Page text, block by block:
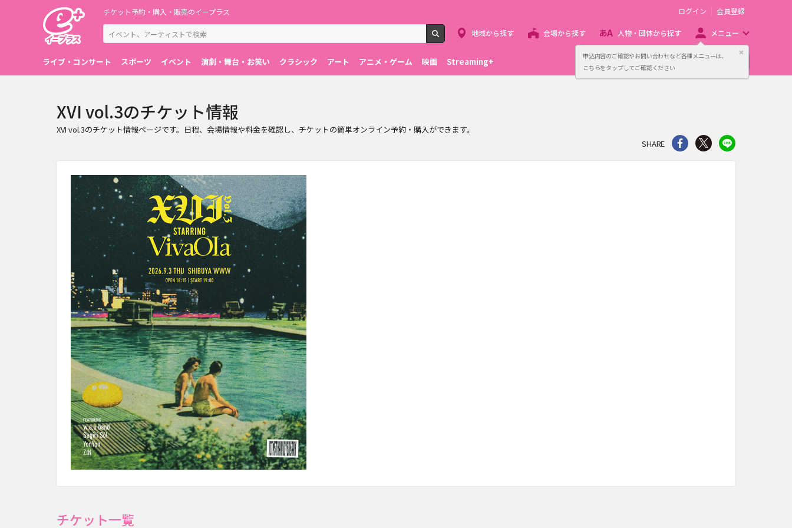
申込内容のご確認やお問い合わせなど各種メニューは、
こちらをタップしてご確認ください
閉じる
チケット予約・購入・販売のイープラス
検索
ログイン 会員登録
地域から探す 会場から探す 人物・団体から探す メニュー
ライブ・コンサート スポーツ イベント 演劇・舞台・お笑い クラシック アート アニメ・ゲーム 映画 Streaming+ 主催者向け販売サービス
XVI vol.3のチケット情報
XVI vol.3のチケット情報ページです。日程、会場情報や料金を確認し、チケットの簡単オンライン予約・購入ができます。
SHARE
シェア Twitter
チケット一覧